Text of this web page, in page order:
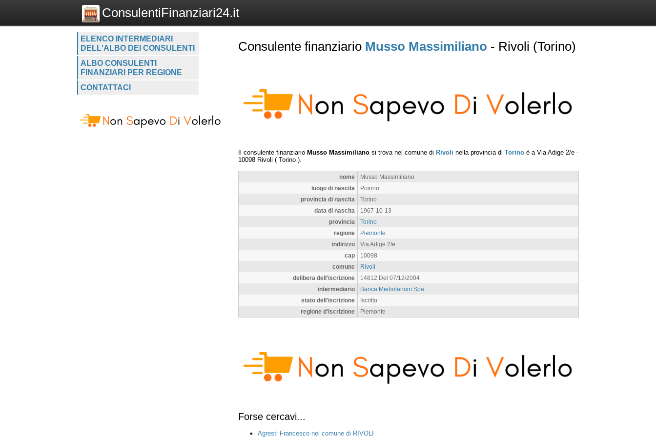
ConsulentiFinanziari24.it
ELENCO INTERMEDIARI
DELL'ALBO DEI CONSULENTI
ALBO CONSULENTI
FINANZIARI PER REGIONE
CONTATTACI
Consulente finanziario Musso Massimiliano - Rivoli (Torino)
Il consulente finanziario Musso Massimiliano si trova nel comune di Rivoli nella provincia di Torino è a Via Adige 2/e -
10098 Rivoli ( Torino ).
nome
Musso Massimiliano
luogo di nascita
Poirino
provincia di nascita
Torino
data di nascita
1967-10-13
provincia
Torino
regione
Piemonte
indirizzo
Via Adige 2/e
cap
10098
comune
Rivoli
delibera dell'iscrizione
14812 Del 07/12/2004
intermediario
Banca Mediolanum Spa
stato dell'iscrizione
Iscritto
regione d'iscrizione
Piemonte
Forse cercavi...
Agresti Francesco nel comune di RIVOLI